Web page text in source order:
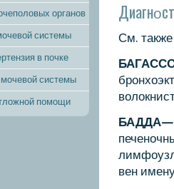
органов
системы
в почке
системы
помощи
См.
вен